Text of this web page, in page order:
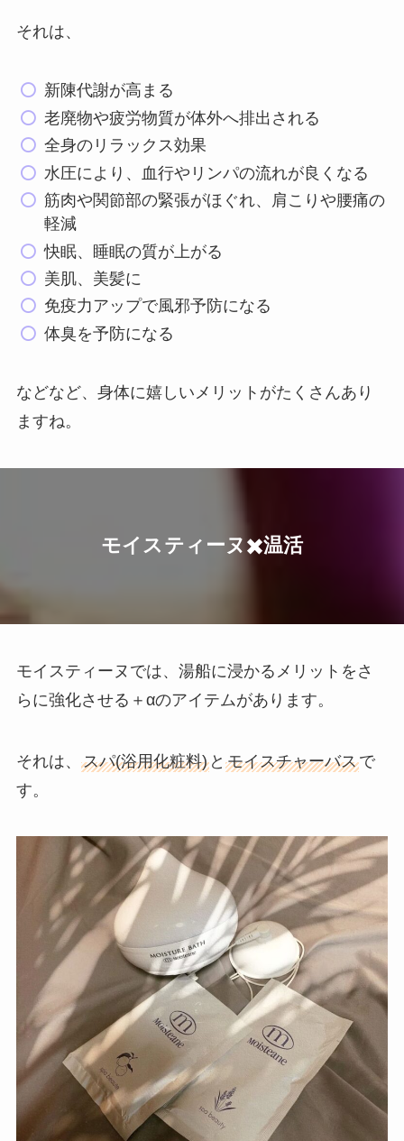
それは、
新陳代謝が高まる
老廃物や疲労物質が体外へ排出される
全身のリラックス効果
水圧により、血行やリンパの流れが良くなる
筋肉や関節部の緊張がほぐれ、肩こりや腰痛の
軽減
快眠、睡眠の質が上がる
美肌、美髪に
免疫力アップで風邪予防になる
体臭を予防になる
などなど、身体に嬉しいメリットがたくさんあり
ますね。
モイスティーヌ✖️温活
モイスティーヌでは、湯船に浸かるメリットをさ
らに強化させる＋αのアイテムがあります。
それは、 スパ(浴用化粧料)と モイスチャーバスで
す。